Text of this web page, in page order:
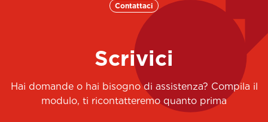
Contattaci
Scrivici
Hai domande o hai bisogno di assistenza? Compila il
modulo, ti ricontatteremo quanto prima